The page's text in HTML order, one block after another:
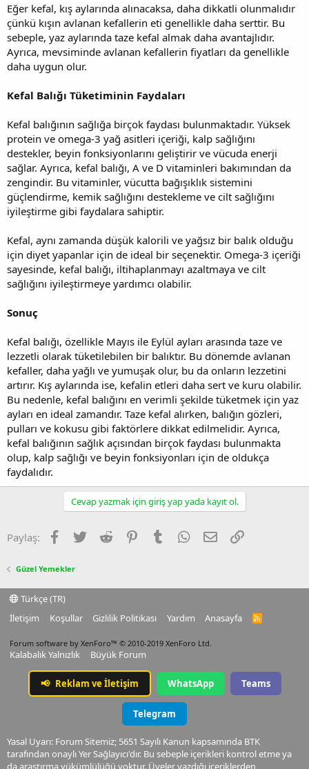
Eğer kefal, kış aylarında alınacaksa, daha dikkatli olunmalıdır
çünkü kışın avlanan kefallerin eti genellikle daha serttir. Bu
sebeple, yaz aylarında taze kefal almak daha avantajlıdır.
Ayrıca, mevsiminde avlanan kefallerin fiyatları da genellikle
daha uygun olur.
Kefal Balığı Tüketiminin Faydaları
Kefal balığının sağlığa birçok faydası bulunmaktadır. Yüksek
protein ve omega-3 yağ asitleri içeriği, kalp sağlığını
destekler, beyin fonksiyonlarını geliştirir ve vücuda enerji
sağlar. Ayrıca, kefal balığı, A ve D vitaminleri bakımından da
zengindir. Bu vitaminler, vücutta bağışıklık sistemini
güçlendirme, kemik sağlığını destekleme ve cilt sağlığını
iyileştirme gibi faydalara sahiptir.
Kefal, aynı zamanda düşük kalorili ve yağsız bir balık olduğu
için diyet yapanlar için de ideal bir seçenektir. Omega-3 içeriği
sayesinde, kefal balığı, iltihaplanmayı azaltmaya ve cilt
sağlığını iyileştirmeye yardımcı olabilir.
Sonuç
Kefal balığı, özellikle Mayıs ile Eylül ayları arasında taze ve
lezzetli olarak tüketilebilen bir balıktır. Bu dönemde avlanan
kefaller, daha yağlı ve yumuşak olur, bu da onların lezzetini
artırır. Kış aylarında ise, kefalin etleri daha sert ve kuru olabilir.
Bu nedenle, kefal balığını en verimli şekilde tüketmek için yaz
ayları en ideal zamandır. Taze kefal alırken, balığın gözleri,
pulları ve kokusu gibi faktörlere dikkat edilmelidir. Ayrıca,
kefal balığının sağlık açısından birçok faydası bulunmakta
olup, kalp sağlığı ve beyin fonksiyonları için de oldukça
faydalıdır.
Cevap yazmak için giriş yap yada kayıt ol.
Paylaş: Facebook
TwitterReddit PinterestTumblrWhatsApp
E-postaLink
Güzel Yemekler
Türkçe (TR)
İletişim
Koşullar Gizlilik Politikası Yardım Anasayfa
R
Forum software by XenForo™ © 2010-2019 XenForo Ltd.
Kalabalık Yalnızlık Büyük Forum
📢 Reklam ve İletişim WhatsApp Teams
Telegram
Yasal Uyarı: Forum Sitemiz; 5651 Sayılı Kanun kapsamında BTK
tarafından onaylı Yer Sağlayıcı'dır. Bu sebeple içerikleri kontrol etme ya
da araştırma yükümlülüğü yoktur. Üyeler yazdığı içeriklerden